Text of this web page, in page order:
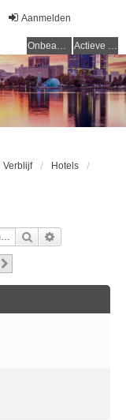
Aanmelden
Onbeantwoorde onderwerpen Actieve onderwerpen
Verblijf Hotels
Zoek